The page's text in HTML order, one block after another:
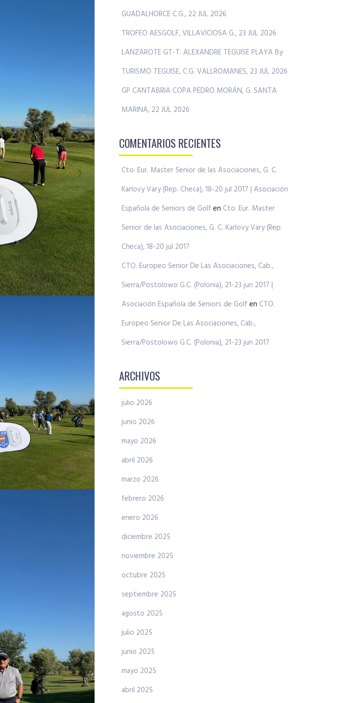
GUADALHORCE C.G., 22 JUL 2026
TROFEO AESGOLF, VILLAVICIOSA G., 23 JUL 2026
LANZAROTE GT-T. ALEXANDRE TEGUISE PLAYA By
TURISMO TEGUISE, C.G. VALLROMANES, 23 JUL 2026
GP CANTABRIA COPA PEDRO MORÁN, G. SANTA
MARINA, 22 JUL 2026
COMENTARIOS RECIENTES
Cto. Eur. Master Senior de las Asociaciones, G. C.
Karlovy Vary (Rep. Checa), 18-20 jul 2017 | Asociación
Española de Seniors de Golf en Cto. Eur. Master
Senior de las Asociaciones, G. C. Karlovy Vary (Rep.
Checa), 18-20 jul 2017
CTO. Europeo Senior De Las Asociaciones, Cab.,
Sierra/Postolowo G.C. (Polonia), 21-23 jun 2017 |
Asociación Española de Seniors de Golf en CTO.
Europeo Senior De Las Asociaciones, Cab.,
Sierra/Postolowo G.C. (Polonia), 21-23 jun 2017
ARCHIVOS
julio 2026
junio 2026
mayo 2026
abril 2026
marzo 2026
febrero 2026
enero 2026
diciembre 2025
noviembre 2025
octubre 2025
septiembre 2025
agosto 2025
julio 2025
junio 2025
mayo 2025
abril 2025